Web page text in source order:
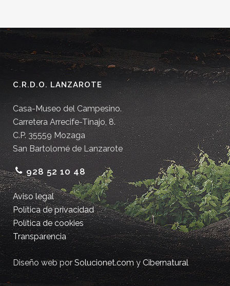
C.R.D.O. LANZAROTE
Casa-Museo del Campesino.
Carretera Arrecife-Tinajo, 8.
C.P. 35559 Mozaga
San Bartolomé de Lanzarote
928 52 10 48
Aviso legal
Política de privacidad
Política de cookies
Transparencia
Diseño web porSolucionet.comyCibernatural